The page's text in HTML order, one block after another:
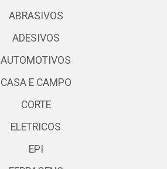
ABRASIVOS
ADESIVOS
AUTOMOTIVOS
CASA E CAMPO
CORTE
ELETRICOS
EPI